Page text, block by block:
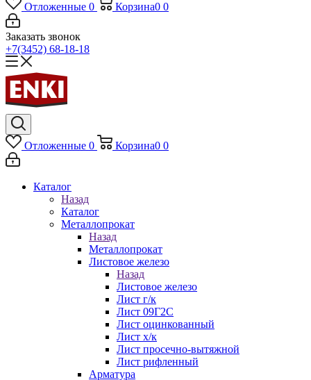
Отложенные 0 Корзина0 0
Заказать звонок
+7(3452) 68-18-18
Отложенные 0 Корзина0 0
Каталог
Назад
Каталог
Металлопрокат
Назад
Металлопрокат
Листовое железо
Назад
Листовое железо
Лист г/к
Лист 09Г2С
Лист оцинкованный
Лист х/к
Лист просечно-вытяжной
Лист рифленный
Арматура